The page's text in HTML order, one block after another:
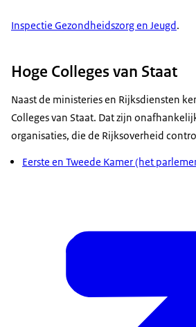
Inspectie Gezondheidszorg en Jeugd.
Hoge Colleges van Staat
Naast de ministeries en Rijksdiensten
Colleges van Staat. Dat zijn
organisaties, die de Rijksoverheid
Eerste en Tweede Kamer (het